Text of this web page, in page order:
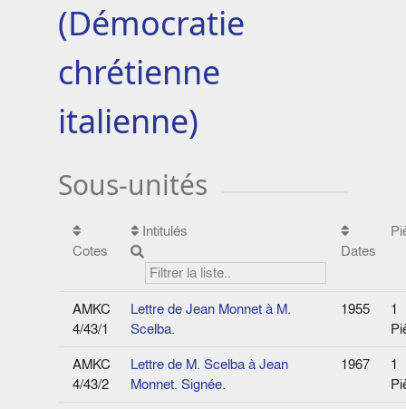
(Démocratie
chrétienne
italienne)
Sous-unités
Cotes
Intitulés
Dates
AMKC
4/43/1
Lettre de Jean Monnet à M.
Scelba.
1955
1
AMKC
4/43/2
Lettre de M. Scelba à Jean
Monnet. Signée.
1967
1